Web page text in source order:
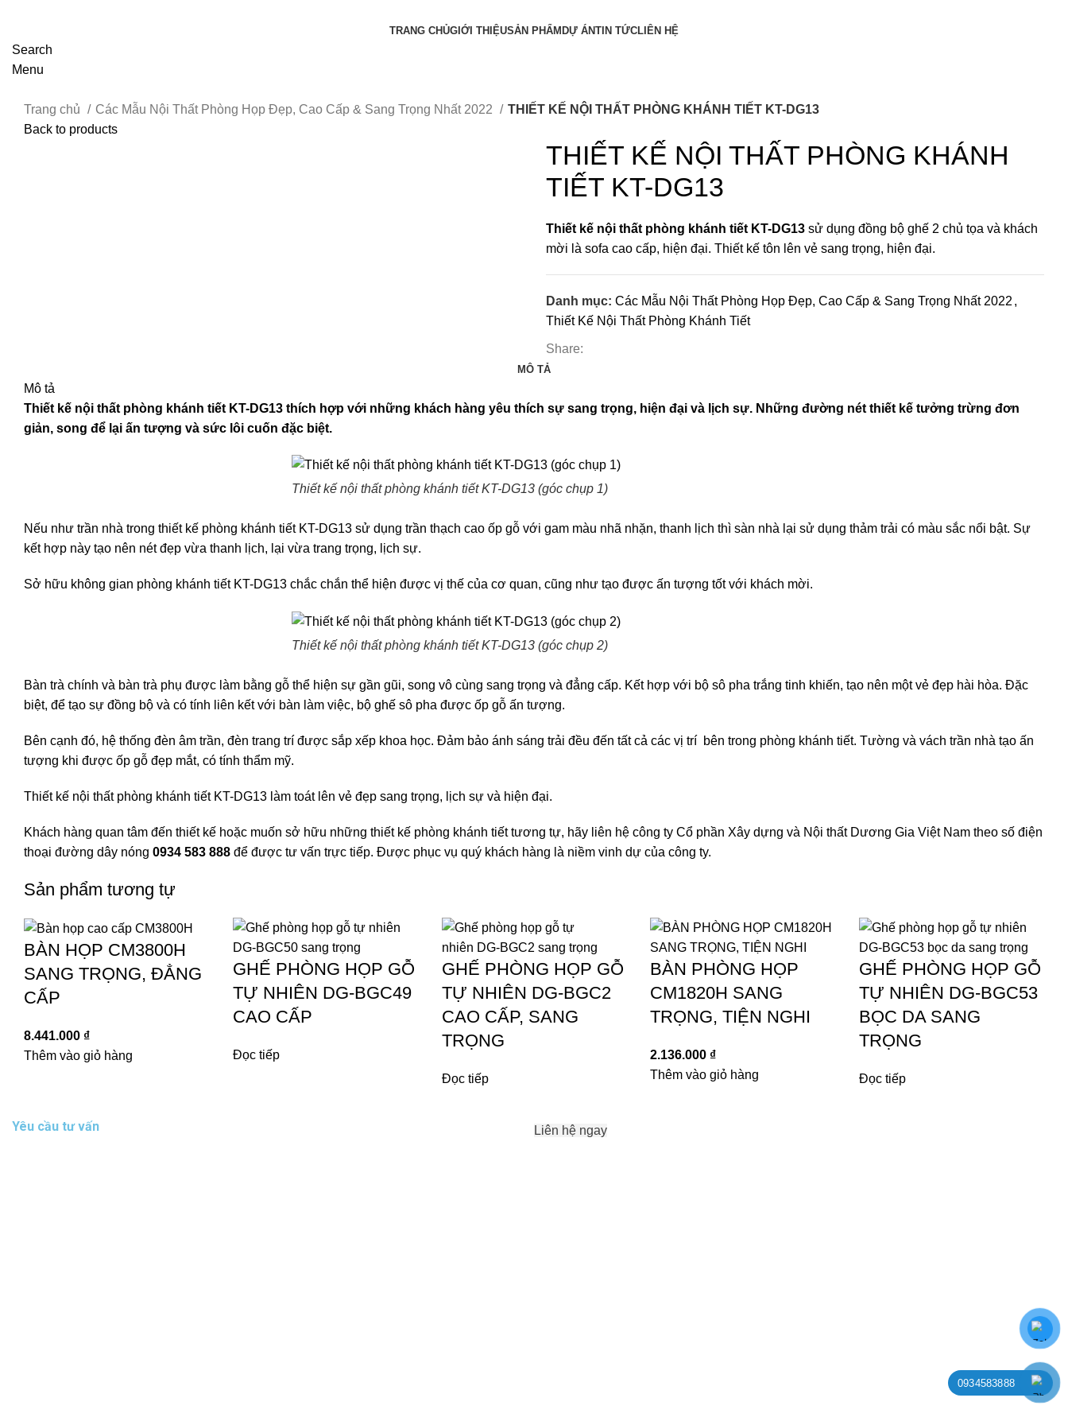
TRANG CHỦGIỚI THIỆUSẢN PHẨM DỰ ÁNTIN TỨCLIÊN HỆ
Search
Menu
Trang chủ Các Mẫu Nội Thất Phòng Họp Đẹp, Cao Cấp & Sang Trọng Nhất 2022
THIẾT KẾ NỘI THẤT PHÒNG KHÁNH TIẾT KT-DG13
Back to products
THIẾT KẾ NỘI THẤT PHÒNG KHÁNH
TIẾT KT-DG13
Thiết kế nội thất phòng khánh tiết KT-DG13 sử dụng đồng bộ ghế 2 chủ tọa và khách
mời là sofa cao cấp, hiện đại. Thiết kế tôn lên vẻ sang trọng, hiện đại.
Danh mục: Các Mẫu Nội Thất Phòng Họp Đẹp, Cao Cấp & Sang Trọng Nhất 2022 ,
Thiết Kế Nội Thất Phòng Khánh Tiết
Share:
MÔ TẢ
Mô tả
Thiết kế nội thất phòng khánh tiết KT-DG13 thích hợp với những khách hàng yêu thích sự sang trọng, hiện đại và lịch sự. Những đường nét thiết kế tưởng trừng đơn
giản, song để lại ấn tượng và sức lôi cuốn đặc biệt.
Thiết kế nội thất phòng khánh tiết KT-DG13 (góc chụp 1)
Nếu như trần nhà trong thiết kế phòng khánh tiết KT-DG13 sử dụng trần thạch cao ốp gỗ với gam màu nhã nhặn, thanh lịch thì sàn nhà lại sử dụng thảm trải có màu sắc nổi bật. Sự
kết hợp này tạo nên nét đẹp vừa thanh lịch, lại vừa trang trọng, lịch sự.
Sở hữu không gian phòng khánh tiết KT-DG13 chắc chắn thể hiện được vị thế của cơ quan, cũng như tạo được ấn tượng tốt với khách mời.
Thiết kế nội thất phòng khánh tiết KT-DG13 (góc chụp 2)
Bàn trà chính và bàn trà phụ được làm bằng gỗ thể hiện sự gần gũi, song vô cùng sang trọng và đẳng cấp. Kết hợp với bộ sô pha trắng tinh khiến, tạo nên một vẻ đẹp hài hòa. Đặc
biệt, để tạo sự đồng bộ và có tính liên kết với bàn làm việc, bộ ghế sô pha được ốp gỗ ấn tượng.
Bên cạnh đó, hệ thống đèn âm trần, đèn trang trí được sắp xếp khoa học. Đảm bảo ánh sáng trải đều đến tất cả các vị trí bên trong phòng khánh tiết. Tường và vách trần nhà tạo ấn
tượng khi được ốp gỗ đẹp mắt, có tính thẩm mỹ.
Thiết kế nội thất phòng khánh tiết KT-DG13 làm toát lên vẻ đẹp sang trọng, lịch sự và hiện đại.
Khách hàng quan tâm đến thiết kế hoặc muốn sở hữu những thiết kế phòng khánh tiếttương tự, hãy liên hệ công ty Cổ phần Xây dựng và Nội thất Dương Gia Việt Nam theo số điện
thoại đường dây nóng 0934 583 888 để được tư vấn trực tiếp. Được phục vụ quý khách hàng là niềm vinh dự của công ty.
Sản phẩm tương tự
BÀN HỌP CM3800H
SANG TRỌNG, ĐẲNG
CẤP
8.441.000 ₫
Thêm vào giỏ hàng
GHẾ PHÒNG HỌP GỖ
TỰ NHIÊN DG-BGC49
CAO CẤP
Đọc tiếp
GHẾ PHÒNG HỌP GỖ
TỰ NHIÊN DG-BGC2
CAO CẤP, SANG
TRỌNG
Đọc tiếp
BÀN PHÒNG HỌP
CM1820H SANG
TRỌNG, TIỆN NGHI
2.136.000 ₫
Thêm vào giỏ hàng
GHẾ PHÒNG HỌP GỖ
TỰ NHIÊN DG-BGC53
BỌC DA SANG
TRỌNG
Đọc tiếp
Yêu cầu tư vấn Liên hệ ngay
0934583888